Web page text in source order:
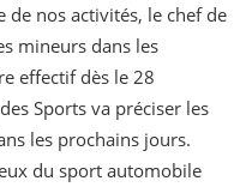
de nos activités, le chef de
mineurs dans les
effectif dès le 28
Sports va préciser les
les prochains jours.
du sport automobile